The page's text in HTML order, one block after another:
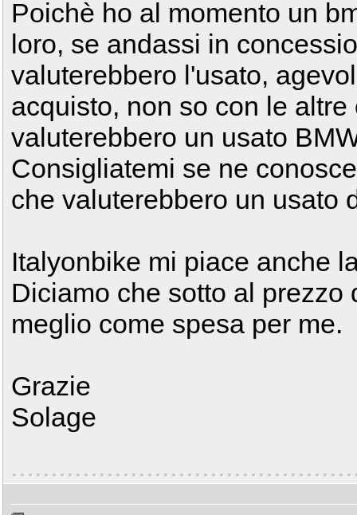
Poichè ho al momento un
loro, se andassi in
valuterebbero l'usato,
acquisto, non so con le
valuterebbero un usato
Consigliatemi se ne
che valuterebbero un usato
Italyonbike mi piace anche
Diciamo che sotto al prezzo
meglio come spesa per me.
Grazie
Solage